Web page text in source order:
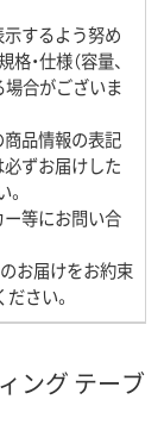
するよう努め
・仕様（容量、
場合がございま
商品情報の表記
ずお届けした
ー等にお問い合
のお届けをお約束
さい。
ング テーブ